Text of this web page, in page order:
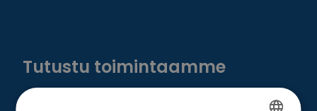
Tutustu toimintaamme